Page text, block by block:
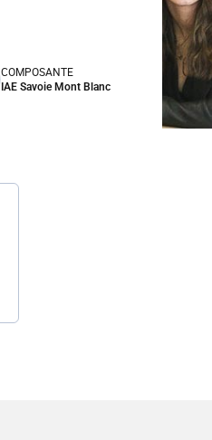
COMPOSANTE
IAE Savoie Mont Blanc